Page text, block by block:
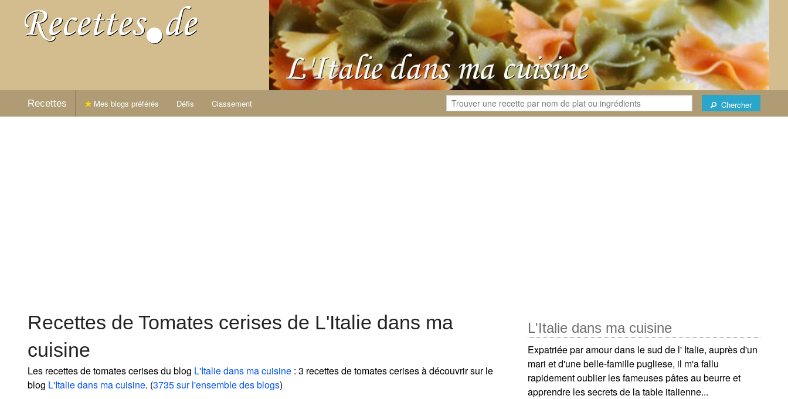
Recettes Chercher
Mes blogs préférés Défis Classement
Recettes de Tomates cerises de L'Italie dans ma
cuisine
Les recettes de tomates cerises du blog L'Italie dans ma cuisine : 3 recettes de tomates cerises à découvrir sur le
blog L'Italie dans ma cuisine. (3735 sur l'ensemble des blogs)
L'Italie dans ma cuisine
Expatriée par amour dans le sud de l' Italie, auprès d'un
mari et d'une belle-famille pugliese, il m'a fallu
rapidement oublier les fameuses pâtes au beurre et
apprendre les secrets de la table italienne...